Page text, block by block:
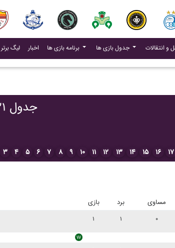
لیگ برتر اخبار(current) برنامه بازی ها جدول بازی ها و انتقالات
League Division ۳ ۲۰۲۱ جدول
۳ ۴ ۵ ۶ ۷ ۸ ۹ ۱۰ ۱۱ ۱۲ ۱۳ ۱۴ ۱۵ ۱۶ ۱۷
بازی برد مساوی
۱ ۱ ۰